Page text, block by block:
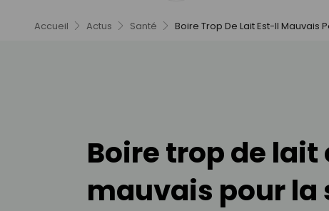
Accueil Actus Santé Boire Trop De Lait Est-Il Mauvais
Boire trop de
mauvais pour la